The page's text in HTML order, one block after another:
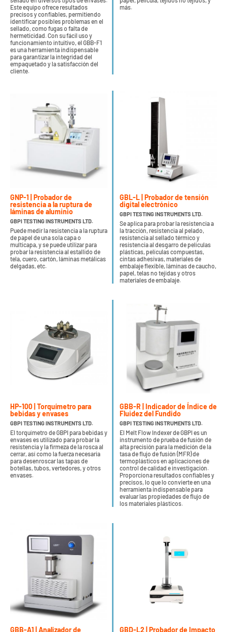
Este equipo ofrece resultados
precisos y confiables, permitiendo
identificar posibles problemas en el
sellado, como fugas o falta de
hermeticidad. Con su fácil uso y
funcionamiento intuitivo, el GBB-F1
es una herramienta indispensable
para garantizar la integridad del
empaquetado y la satisfacción del
cliente.
más.
GNP-1 | Probador de
resistencia a la ruptura de
láminas de aluminio
GBPI TESTING INSTRUMENTS LTD.
Puede medir la resistencia a la ruptura
de papel de una sola capa o
multicapa, y se puede utilizar para
probar la resistencia al estallido de
tela, cuero, cartón, láminas metálicas
delgadas, etc.
GBL-L | Probador de tensión
digital electrónico
GBPI TESTING INSTRUMENTS LTD.
Se aplica para probar la resistencia a
la tracción, resistencia al pelado,
resistencia al sellado térmico y
resistencia al desgarro de películas
plásticas, películas compuestas,
cintas adhesivas, materiales de
embalaje flexible, láminas de caucho,
papel, telas no tejidas y otros
materiales de embalaje.
HP-100 | Torquímetro para
bebidas y envases
GBPI TESTING INSTRUMENTS LTD.
El torquímetro de GBPI para bebidas y
envases es utilizado para probar la
resistencia y la firmeza de la rosca al
cerrar, así como la fuerza necesaria
para desenroscar las tapas de
botellas, tubos, vertedores, y otros
envases.
GBB-R | Indicador de Índice de
Fluidez del Fundido
GBPI TESTING INSTRUMENTS LTD.
El Melt Flow Indexer de GBPI es un
instrumento de prueba de fusión de
alta precisión para la medición de la
tasa de flujo de fusión (MFR) de
termoplásticos en aplicaciones de
control de calidad e investigación.
Proporciona resultados confiables y
precisos, lo que lo convierte en una
herramienta indispensable para
evaluar las propiedades de flujo de
los materiales plásticos.
GBB-A1 | Analizador de
GBD-L2 | Probador de Impacto